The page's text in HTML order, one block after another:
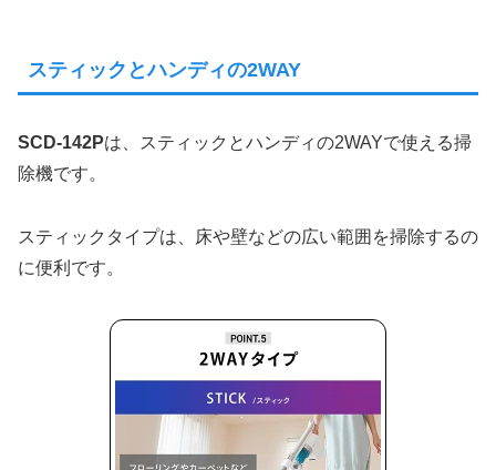
スティックとハンディの2WAY
SCD-142Pは、スティックとハンディの2WAYで使える掃
除機です。
スティックタイプは、床や壁などの広い範囲を掃除するの
に便利です。